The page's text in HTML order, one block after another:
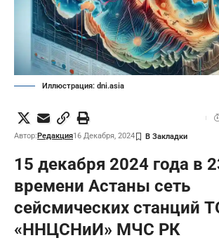
Иллюстрация: dni.asia
Автор:Редакция16 Декабря, 2024
15 декабря 2024 года в
времени Астаны сеть
сейсмических станций
«ННЦСНиИ» МЧС РК